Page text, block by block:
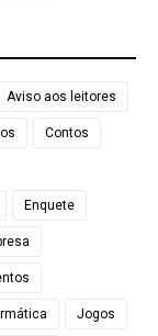
Aviso aos leitores
Contos
Enquete
Jogos